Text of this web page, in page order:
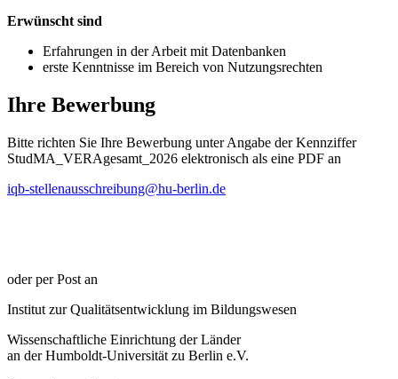
Erwünscht sind
Erfahrungen in der Arbeit mit Datenbanken
erste Kenntnisse im Bereich von Nutzungsrechten
Ihre Bewerbung
Bitte richten Sie Ihre Bewerbung unter Angabe der Kennziffer
StudMA_VERAgesamt_2026 elektronisch als eine PDF an
iqb-stellenausschreibung@hu-berlin.de
oder per Post an
Institut zur Qualitätsentwicklung im Bildungswesen
Wissenschaftliche Einrichtung der Länder
an der Humboldt-Universität zu Berlin e.V.